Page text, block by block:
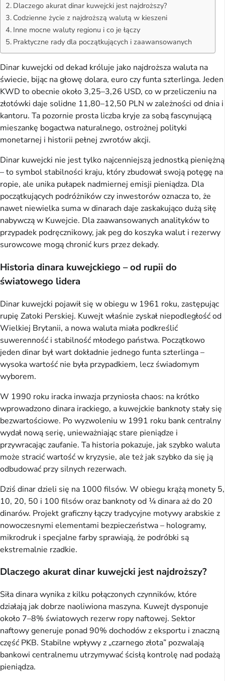
Dlaczego akurat dinar kuwejcki jest najdroższy?
Codzienne życie z najdroższą walutą w kieszeni
Inne mocne waluty regionu i co je łączy
Praktyczne rady dla początkujących i zaawansowanych
Dinar kuwejcki od dekad króluje jako najdroższa waluta na
świecie, bijąc na głowę dolara, euro czy funta szterlinga. Jeden
KWD to obecnie około 3,25–3,26 USD, co w przeliczeniu na
złotówki daje solidne 11,80–12,50 PLN w zależności od dnia i
kantoru. Ta pozornie prosta liczba kryje za sobą fascynującą
mieszankę bogactwa naturalnego, ostrożnej polityki
monetarnej i historii pełnej zwrotów akcji.
Dinar kuwejcki nie jest tylko najcenniejszą jednostką pieniężną
– to symbol stabilności kraju, który zbudował swoją potęgę na
ropie, ale unika pułapek nadmiernej emisji pieniądza. Dla
początkujących podróżników czy inwestorów oznacza to, że
nawet niewielka suma w dinarach daje zaskakująco dużą siłę
nabywczą w Kuwejcie. Dla zaawansowanych analityków to
przypadek podręcznikowy, jak peg do koszyka walut i rezerwy
surowcowe mogą chronić kurs przez dekady.
Historia dinara kuwejckiego – od rupii do
światowego lidera
Dinar kuwejcki pojawił się w obiegu w 1961 roku, zastępując
rupię Zatoki Perskiej. Kuwejt właśnie zyskał niepodległość od
Wielkiej Brytanii, a nowa waluta miała podkreślić
suwerenność i stabilność młodego państwa. Początkowo
jeden dinar był wart dokładnie jednego funta szterlinga –
wysoka wartość nie była przypadkiem, lecz świadomym
wyborem.
W 1990 roku iracka inwazja przyniosła chaos: na krótko
wprowadzono dinara irackiego, a kuwejckie banknoty stały się
bezwartościowe. Po wyzwoleniu w 1991 roku bank centralny
wydał nową serię, unieważniając stare pieniądze i
przywracając zaufanie. Ta historia pokazuje, jak szybko waluta
może stracić wartość w kryzysie, ale też jak szybko da się ją
odbudować przy silnych rezerwach.
Dziś dinar dzieli się na 1000 filsów. W obiegu krążą monety 5,
10, 20, 50 i 100 filsów oraz banknoty od ¼ dinara aż do 20
dinarów. Projekt graficzny łączy tradycyjne motywy arabskie z
nowoczesnymi elementami bezpieczeństwa – hologramy,
mikrodruk i specjalne farby sprawiają, że podróbki są
ekstremalnie rzadkie.
Dlaczego akurat dinar kuwejcki jest najdroższy?
Siła dinara wynika z kilku połączonych czynników, które
działają jak dobrze naoliwiona maszyna. Kuwejt dysponuje
około 7–8% światowych rezerw ropy naftowej. Sektor
naftowy generuje ponad 90% dochodów z eksportu i znaczną
część PKB. Stabilne wpływy z „czarnego złota” pozwalają
bankowi centralnemu utrzymywać ścisłą kontrolę nad podażą
pieniądza.